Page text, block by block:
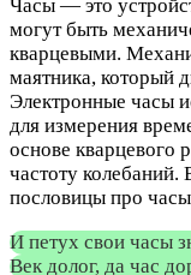
Часы — это
могут быть
кварцевыми.
маятника, который
Электронные часы
для измерения
основе кварцевого
частоту
пословицы про
И петух свои часы
Век долог, да час